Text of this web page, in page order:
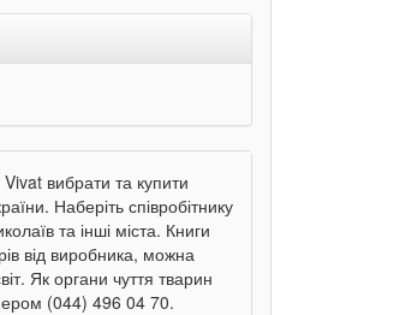
вибрати та купити
Наберіть співробітнику
та інші міста. Книги
від виробника, можна
Як органи чуття тварин
(044) 496 04 70.